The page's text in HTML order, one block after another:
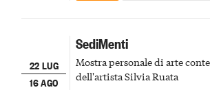
22 LUG
16 AGO
SediMenti
Mostra personale di arte
dell'artista Silvia Ruata